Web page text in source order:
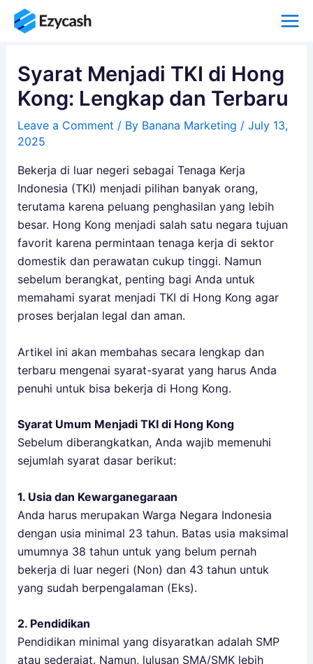
Skip
Syarat Menjadi TKI di Hong
Kong: Lengkap dan Terbaru
Leave a Comment / By Banana Marketing / July 13,
2025
Bekerja di luar negeri sebagai Tenaga Kerja
Indonesia (TKI) menjadi pilihan banyak orang,
terutama karena peluang penghasilan yang lebih
besar. Hong Kong menjadi salah satu negara tujuan
favorit karena permintaan tenaga kerja di sektor
domestik dan perawatan cukup tinggi. Namun
sebelum berangkat, penting bagi Anda untuk
memahami syarat menjadi TKI di Hong Kong agar
proses berjalan legal dan aman.
Artikel ini akan membahas secara lengkap dan
terbaru mengenai syarat-syarat yang harus Anda
penuhi untuk bisa bekerja di Hong Kong.
Syarat Umum Menjadi TKI di Hong Kong
Sebelum diberangkatkan, Anda wajib memenuhi
sejumlah syarat dasar berikut:
1. Usia dan Kewarganegaraan
Anda harus merupakan Warga Negara Indonesia
dengan usia minimal 23 tahun. Batas usia maksimal
umumnya 38 tahun untuk yang belum pernah
bekerja di luar negeri (Non) dan 43 tahun untuk
yang sudah berpengalaman (Eks).
2. Pendidikan
Pendidikan minimal yang disyaratkan adalah SMP
atau sederajat. Namun, lulusan SMA/SMK lebih